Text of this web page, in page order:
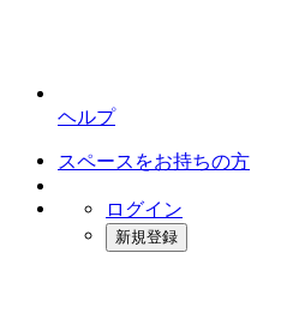
ヘルプ
スペースをお持ちの方
ログイン
新規登録